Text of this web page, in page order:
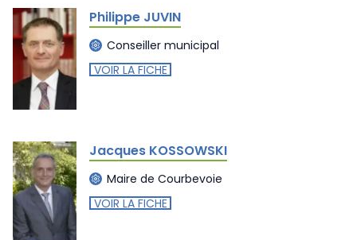
Philippe JUVIN
Conseiller municipal
VOIR LA FICHE
Jacques KOSSOWSKI
Maire de Courbevoie
VOIR LA FICHE